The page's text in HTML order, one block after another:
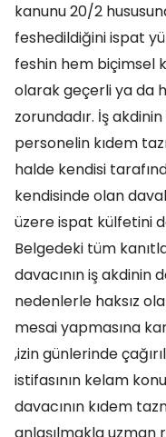
kanunu 20/2
feshedildiğini ispat
feshin hem biçimsel
olarak geçerli ya da
zorundadır. İş
personelin kıdem
halde kendisi
kendisinde olan
üzere ispat külfetini
Belgedeki tüm
davacının iş akdinin
nedenlerle haksız
mesai yapmasına
,izin günlerinde
istifasının kelam
davacının kıdem